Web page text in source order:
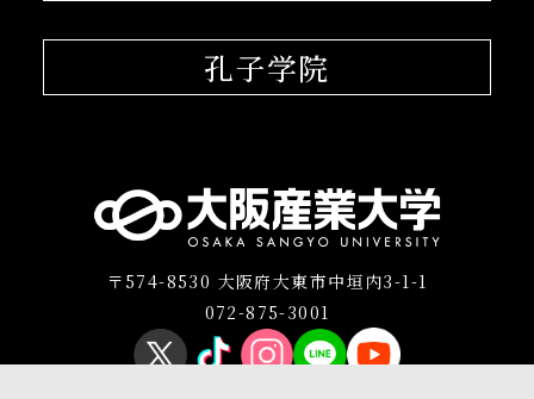
孔子学院
〒574-8530 大阪府大東市中垣内3-1-1
072-875-3001